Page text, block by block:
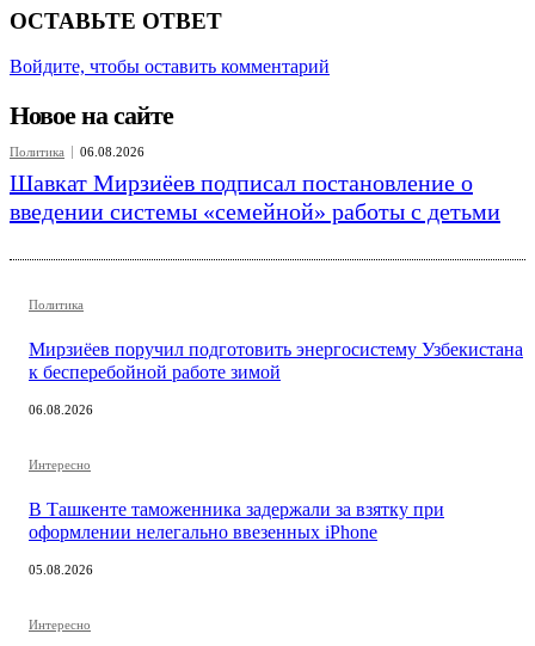
ОСТАВЬТЕ ОТВЕТ
Войдите, чтобы оставить комментарий
Новое на сайте
Политика 06.08.2026
Шавкат Мирзиёев подписал постановление о
введении системы «семейной» работы с детьми
Политика
Мирзиёев поручил подготовить энергосистему Узбекистана
к бесперебойной работе зимой
06.08.2026
Интересно
В Ташкенте таможенника задержали за взятку при
оформлении нелегально ввезенных iPhone
05.08.2026
Интересно